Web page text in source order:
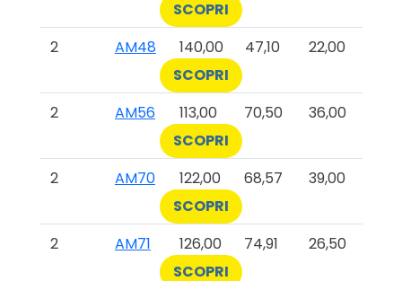
SCOPRI
2
AM48 140,00 47,10
22,00
SCOPRI
2
AM56 113,00 70,50
36,00
SCOPRI
2
AM70 122,00 68,57
39,00
SCOPRI
2
AM71 126,00 74,91
26,50
SCOPRI